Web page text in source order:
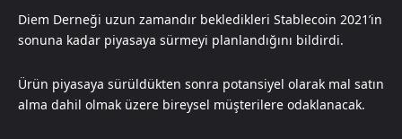
Diem Derneği uzun zamandır bekledikleri Stablecoin 2021’in
sonuna kadar piyasaya sürmeyi planlandığını bildirdi.
Ürün piyasaya sürüldükten sonra potansiyel olarak mal satın
alma dahil olmak üzere bireysel müşterilere odaklanacak.